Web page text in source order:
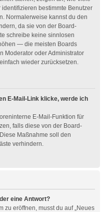
bestimmte Benutzer
Normalerweise kannst du den
da sie von der Board-
schreibe keine sinnlosen
— die meisten Boards
Moderator oder Administrator
wieder zurücksetzen.
E-Mail-Link klicke, werde ich
E-Mail-Funktion für
falls diese von der Board-
Maßnahme soll den
verhindern.
eine Antwort?
zu eröffnen, musst du auf „Neues